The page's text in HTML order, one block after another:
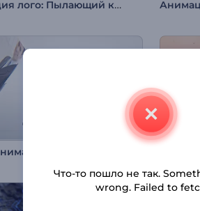
Анимация лого: Пылающий куб
лого
Что-то пошло не так.
wrong. Failed to